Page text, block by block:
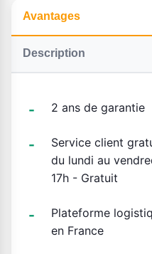
Avantages
Description
2 ans de garantie
Service client
du lundi au
17h - Gratuit
Plateforme
en France